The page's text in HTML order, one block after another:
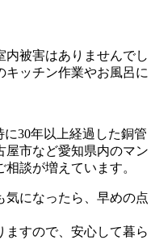
内被害はありませんでし
キッチン作業やお風呂に
30年以上経過した銅管
屋市など愛知県内のマン
談が増えています。
気になったら、早めの点
ますので、安心して暮ら